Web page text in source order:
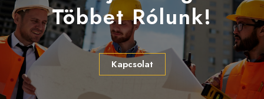
Többet Rólunk!
Kapcsolat